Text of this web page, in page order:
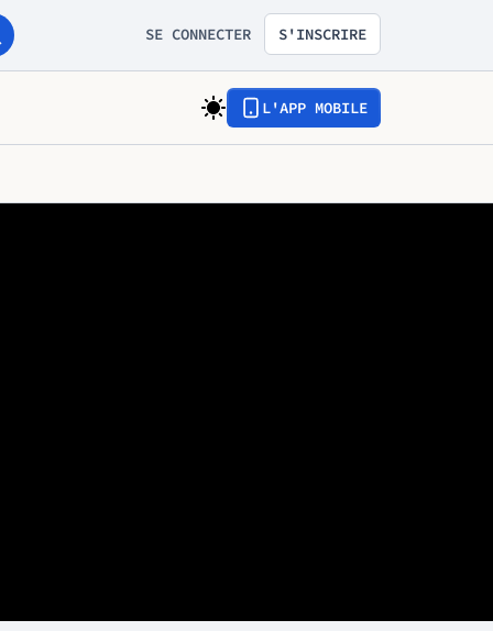
SE CONNECTER S'INSCRIRE
L'APP MOBILE